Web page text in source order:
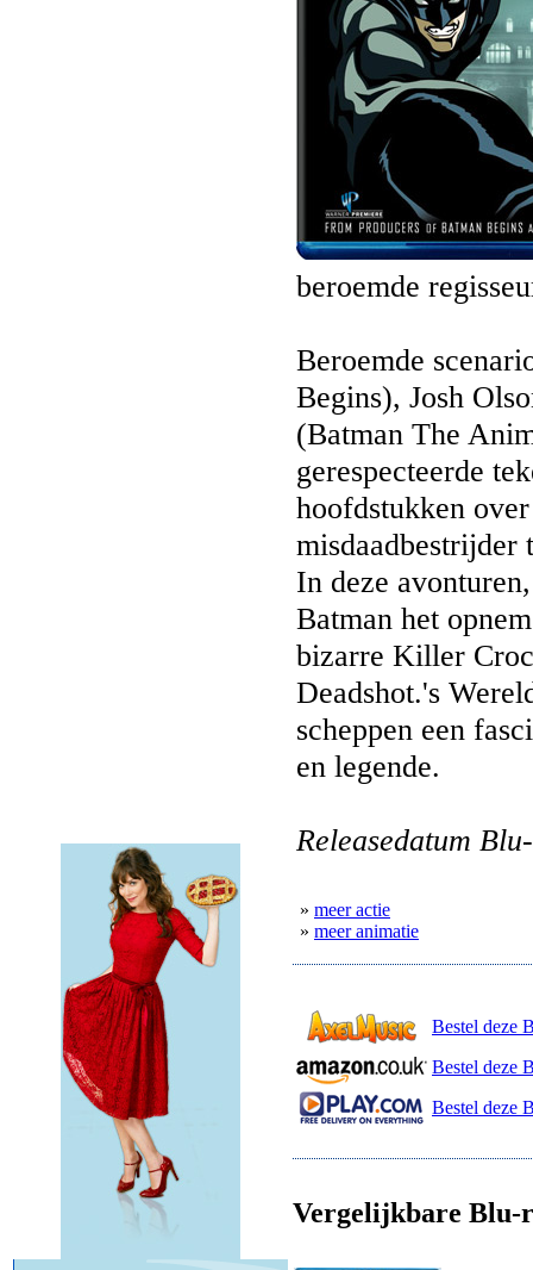
beroemde
Beroemde
Begins), Josh
(Batman The
gerespecteerde
hoofdstukken
In deze
Batman het
bizarre Killer
Deadshot.'s
scheppen een
en legende.
Releasedatum
» meer actie
» meer animatie
Bestel deze
Bestel deze
Bestel deze
Vergelijkbare Blu-